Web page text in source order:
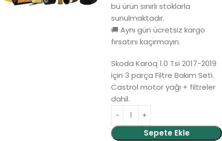
bu ürün sınırlı stoklarla
sunulmaktadır.
🚚 Aynı gün ücretsiz kargo
fırsatını kaçırmayın.
Skoda Karoq 1.0 Tsi 2017-2019
için 3 parça Filtre Bakım Seti.
Castrol motor yağı + filtreler
dahil.
Sepete Ekle
Alternative: